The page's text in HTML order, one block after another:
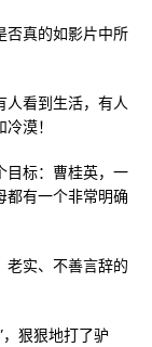
否真的如影片中所
人看到生活，有人
漠！
目标：曹桂英，一
都有一个非常明确
老实、不善言辞的
狠狠地打了驴